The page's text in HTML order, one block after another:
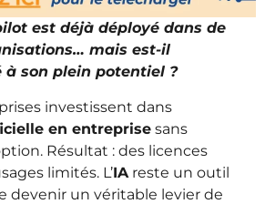
est déjà déployé dans de
mais est-il
son plein potentiel ?
investissent dans
en entreprise sans
Résultat : des licences
limités. L’IA reste un outil
devenir un véritable levier de